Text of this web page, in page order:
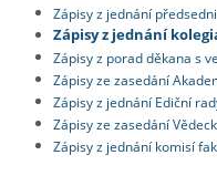
Zápisy z jednání
Zápisy z jednání
Zápisy z porad děkana s
Zápisy ze zasedání
Zápisy z jednání Ediční
Zápisy ze zasedání
Zápisy z jednání komisí